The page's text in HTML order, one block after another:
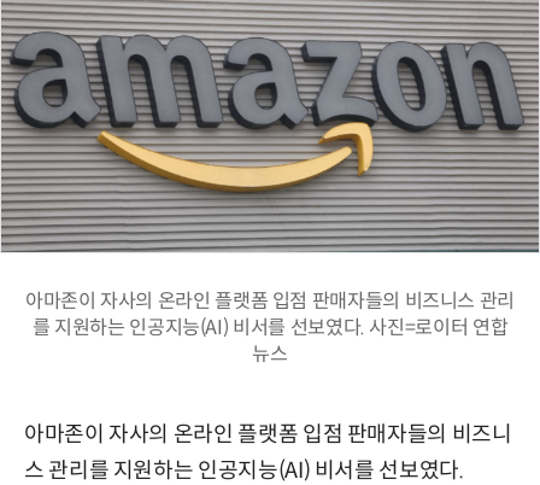
아마존이 자사의 온라인 플랫폼 입점 판매자들의 비즈니스 관리
를 지원하는 인공지능(AI) 비서를 선보였다. 사진=로이터 연합
뉴스
아마존이 자사의 온라인 플랫폼 입점 판매자들의 비즈니
스 관리를 지원하는 인공지능(AI) 비서를 선보였다.